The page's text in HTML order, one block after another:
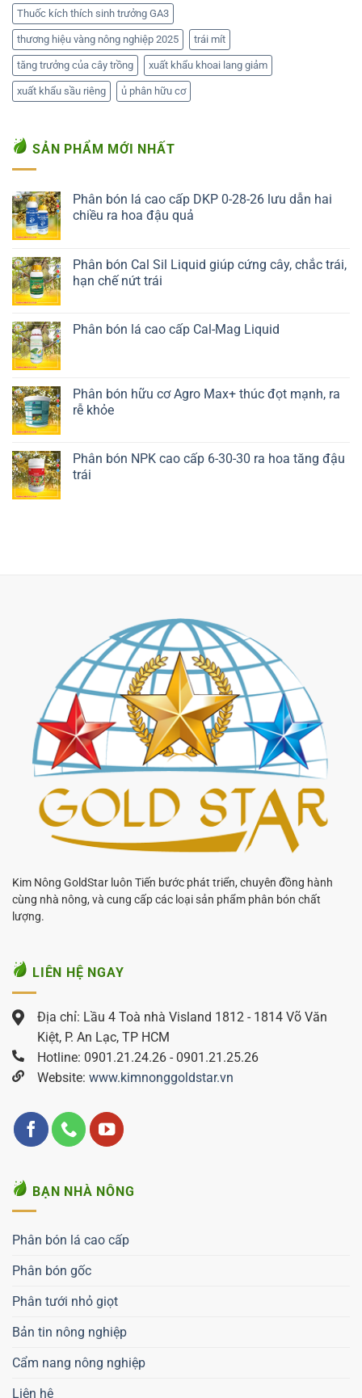
Thuốc kích thích sinh trưởng GA3
thương hiệu vàng nông nghiệp 2025 trái mít
tăng trưởng của cây trồng xuất khẩu khoai lang giảm
xuất khẩu sầu riêng ủ phân hữu cơ
SẢN PHẨM MỚI NHẤT
Phân bón lá cao cấp DKP 0-28-26 lưu dẫn hai
chiều ra hoa đậu quả
Phân bón Cal Sil Liquid giúp cứng cây, chắc trái,
hạn chế nứt trái
Liên hệ ngay
Phân bón lá cao cấp Cal-Mag Liquid
Phân bón hữu cơ Agro Max+ thúc đọt mạnh, ra
rễ khỏe
Phân bón NPK cao cấp 6-30-30 ra hoa tăng đậu
trái
Kim Nông GoldStar luôn Tiến bước phát triển, chuyên đồng hành
cùng nhà nông, và cung cấp các loại sản phẩm phân bón chất
lượng.
LIÊN HỆ NGAY
Địa chỉ: Lầu 4 Toà nhà Visland 1812 - 1814 Võ Văn
Kiệt, P. An Lạc, TP HCM
Hotline: 0901.21.24.26 - 0901.21.25.26
Website: www.kimnonggoldstar.vn
BẠN NHÀ NÔNG
Phân bón lá cao cấp
Phân bón gốc
Phân tưới nhỏ giọt
Bản tin nông nghiệp
Cẩm nang nông nghiệp
Liên hệ